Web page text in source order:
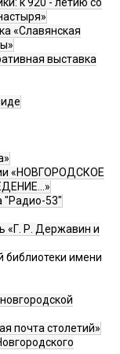
к 920 - летию со
«Славянская
выставка
«НОВГОРОДСКОЕ
"Радио-53"
«Г. Р. Державин и
библиотеки имени
почта столетий»